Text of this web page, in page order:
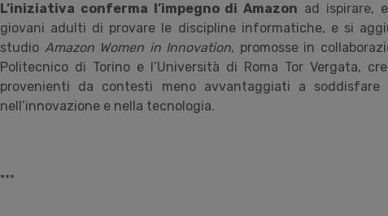
L’iniziativa conferma l’impegno di Amazon ad ispirare,
giovani adulti di provare le discipline informatiche, e si
studio Amazon Women in Innovation, promosse in
Politecnico di Torino e l’Università di Roma Tor Vergata,
provenienti da contesti meno avvantaggiati a soddisfare
nell’innovazione e nella tecnologia.
***